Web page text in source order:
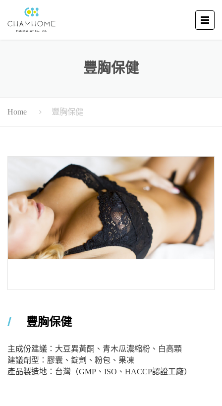
豐胸保健
Home 豐胸保健
豐胸保健
主成份建議：大豆異黃酮、青木瓜濃縮粉、白高顆
建議劑型：膠囊、錠劑、粉包、果凍
產品製造地：台灣（GMP、ISO、HACCP認證工廠）